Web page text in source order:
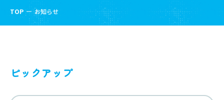
TOP お知らせ
ピックアップ